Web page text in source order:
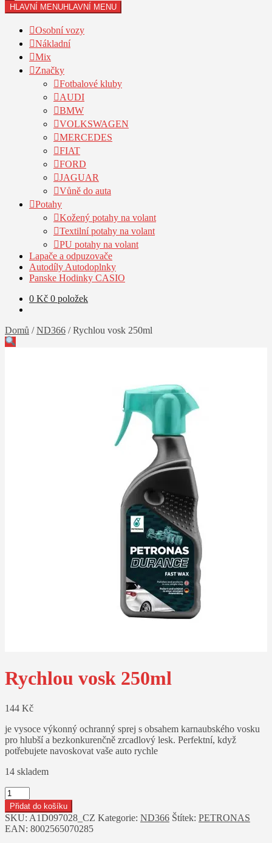
HLAVNÍ MENUHLAVNÍ MENU
Osobní vozy
Nákladní
Mix
Značky
Fotbalové kluby
AUDI
BMW
VOLKSWAGEN
MERCEDES
FIAT
FORD
JAGUAR
Vůně do auta
Potahy
Kožený potahy na volant
Textilní potahy na volant
PU potahy na volant
Lapače a odpuzovače
Autodíly Autodoplnky
Panske Hodinky CASIO
0 Kč 0 položek
Domů /ND366 /Rychlou vosk 250ml
Rychlou vosk 250ml
144 Kč
je vysoce výkonný ochranný sprej s obsahem karnaubského vosku
pro hlubší a bezkonkurenčně zrcadlový lesk. Perfektní, když
potřebujete navoskovat vaše auto rychle
14 skladem
Rychlou
vosk
250ml
množství
Přidat do košíku
SKU: A1D097028_CZ Kategorie: ND366 Štítek: PETRONAS
EAN: 8002565070285